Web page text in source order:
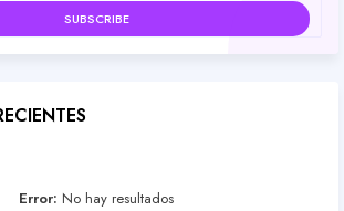
Error: No hay resultados